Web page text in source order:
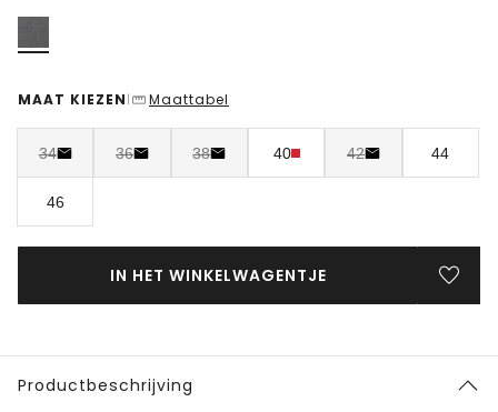
MAAT KIEZEN | Maattabel
34 36 38 40 42 44
46
IN HET WINKELWAGENTJE
Productbeschrijving